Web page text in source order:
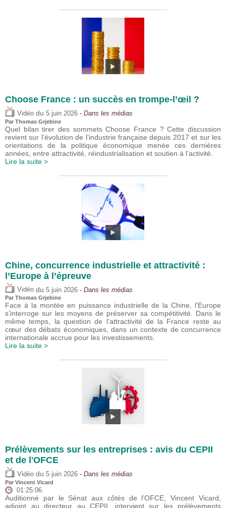
Choose France : un succès en trompe-l’œil ?
Vidéo du 5 juin 2026 - Dans les médias
Par Thomas Grjebine
Quel bilan tirer des sommets Choose France ? Cette discussion
revient sur l’évolution de l’industrie française depuis 2017 et sur les
orientations de la politique économique menée ces dernières
années, entre attractivité, réindustrialisation et soutien à l’activité.
Lire la suite >
Chine, concurrence industrielle et attractivité :
l’Europe à l’épreuve
Vidéo du 5 juin 2026 - Dans les médias
Par Thomas Grjebine
Face à la montée en puissance industrielle de la Chine, l’Europe
s’interroge sur les moyens de préserver sa compétitivité. Dans le
même temps, la question de l’attractivité de la France reste au
cœur des débats économiques, dans un contexte de concurrence
internationale accrue pour les investissements.
Lire la suite >
Prélèvements sur les entreprises : avis du CEPII
et de l'OFCE
Vidéo du 5 juin 2026 - Dans les médias
Par Vincent Vicard
01:25:06
Auditionné par le Sénat aux côtés de l’OFCE, Vincent Vicard,
adjoint au directeur au CEPII, intervient sur les prélèvements